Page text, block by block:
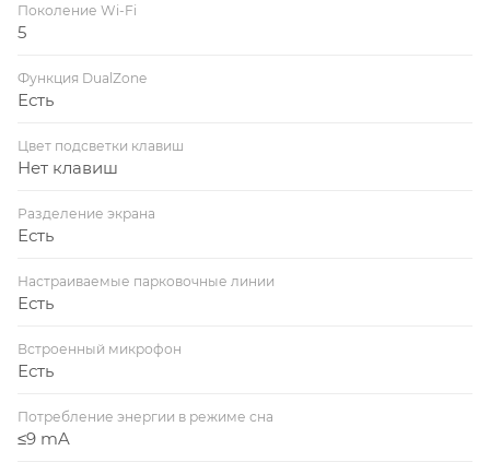
Поколение Wi-Fi
5
Функция DualZone
Есть
Цвет подсветки клавиш
Нет клавиш
Разделение экрана
Есть
Настраиваемые парковочные линии
Есть
Встроенный микрофон
Есть
Потребление энергии в режиме сна
≤9 mA